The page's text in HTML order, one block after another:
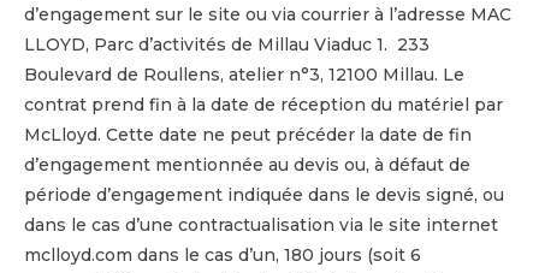
d’engagement sur le site ou via courrier à l’adresse MAC
LLOYD, Parc d’activités de Millau Viaduc 1. 233
Boulevard de Roullens, atelier n°3, 12100 Millau. Le
contrat prend fin à la date de réception du matériel par
McLloyd. Cette date ne peut précéder la date de fin
d’engagement mentionnée au devis ou, à défaut de
période d’engagement indiquée dans le devis signé, ou
dans le cas d’une contractualisation via le site internet
mclloyd.com dans le cas d’un, 180 jours (soit 6